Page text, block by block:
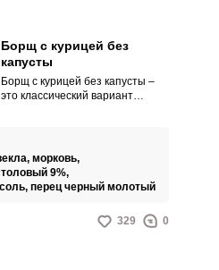
Борщ с курицей без
капусты
Борщ с курицей без капусты –
это классический вариант
готовили только с
использованием свеклы.
морковь,
9%,
соль, перец черный молотый
329 0